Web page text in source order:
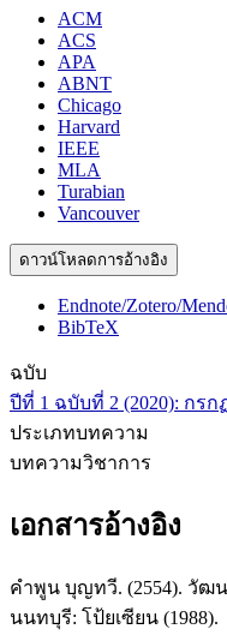
ACM
ACS
APA
ABNT
Chicago
Harvard
IEEE
MLA
Turabian
Vancouver
ดาวน์โหลดการอ้างอิง
Endnote/Zotero/
BibTeX
ฉบับ
ปีที่ 1 ฉบับที่ 2 (2020): กร
ประเภทบทความ
บทความวิชาการ
เอกสารอ้างอิง
คำพูน บุญทวี. (2554). วัฒ
นนทบุรี: โป้ยเซียน (1988).